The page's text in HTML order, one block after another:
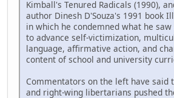
Kimball's Tenured Radicals (1990),
author Dinesh D'Souza's 1991 book
in which he condemned what he
to advance self-victimization,
language, affirmative action, and
content of school and university
Commentators on the left have said
and right-wing libertarians pushed